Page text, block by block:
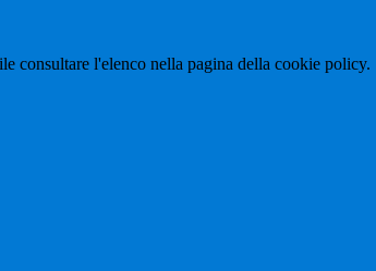
consultare l'elenco nella pagina della cookie policy.